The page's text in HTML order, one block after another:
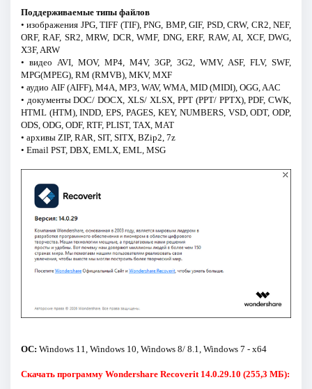
Поддерживаемые типы файлов
• изображения JPG, TIFF (TIF), PNG, BMP, GIF, PSD, CRW, CR2, NEF,
ORF, RAF, SR2, MRW, DCR, WMF, DNG, ERF, RAW, AI, XCF, DWG,
X3F, ARW
• видео AVI, MOV, MP4, M4V, 3GP, 3G2, WMV, ASF, FLV, SWF,
MPG(MPEG), RM (RMVB), MKV, MXF
• аудио AIF (AIFF), M4A, MP3, WAV, WMA, MID (MIDI), OGG, AAC
• документы DOC/ DOCX, XLS/ XLSX, PPT (PPT/ PPTX), PDF, CWK,
HTML (HTM), INDD, EPS, PAGES, KEY, NUMBERS, VSD, ODT, ODP,
ODS, ODG, ODF, RTF, PLIST, TAX, MAT
• архивы ZIP, RAR, SIT, SITX, BZip2, 7z
• Email PST, DBX, EMLX, EML, MSG
ОС: Windows 11, Windows 10, Windows 8/ 8.1, Windows 7 - x64
Скачать программу Wondershare Recoverit 14.0.29.10 (255,3 МБ):